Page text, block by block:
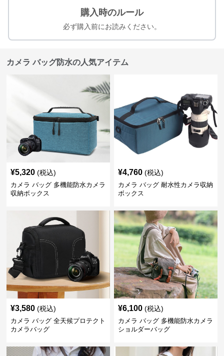
購入時のルール
必ず購入前にお読みください。
カメラ バッグ防水の人気アイテム
¥5,320 (税込)
カメラ バッグ 多機能防水カメラ
収納ボックス
¥4,760 (税込)
カメラ バッグ 耐水性カメラ収納
ボックス
¥3,580 (税込)
カメラ バッグ 全天候プロテクト
カメラバッグ
¥6,100 (税込)
カメラ バッグ 多機能防水カメラ
ショルダーバッグ